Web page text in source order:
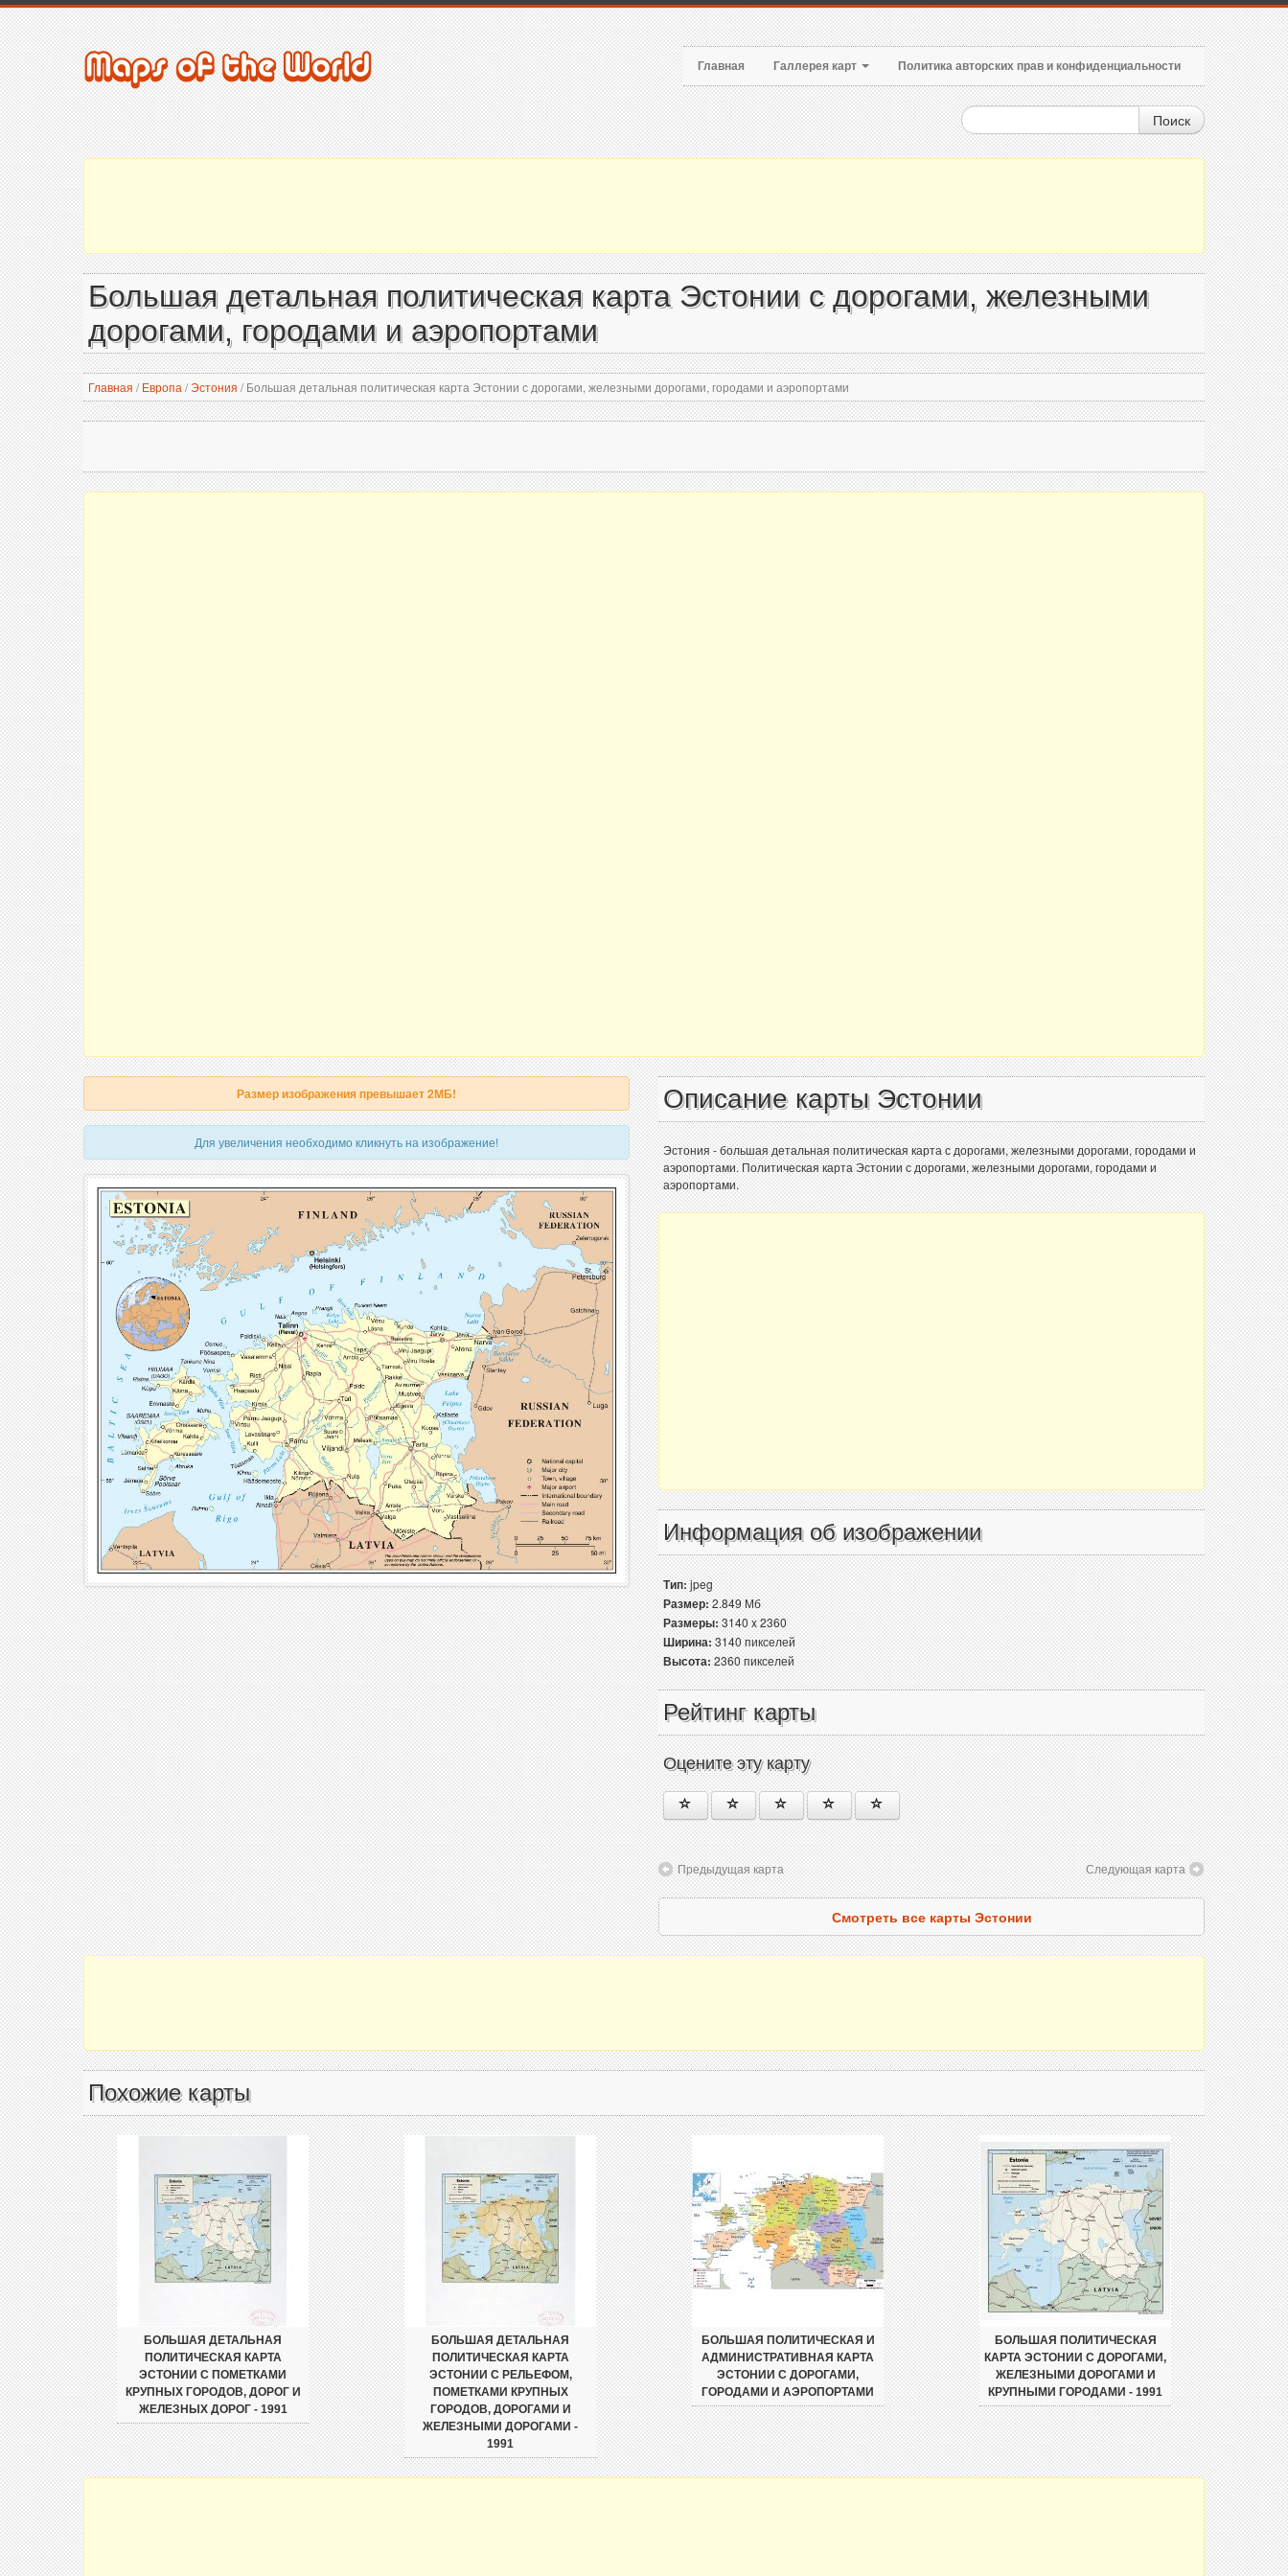
Главная Галлерея карт Политика авторских прав и конфиденциальности
Поиск
Большая детальная политическая карта Эстонии с дорогами, железными
дорогами, городами и аэропортами
Главная / Европа /Эстония /Большая детальная политическая карта Эстонии с дорогами, железными дорогами, городами и аэропортами
Размер изображения превышает 2МБ!
Для увеличения необходимо кликнуть на изображение!
Описание карты Эстонии
Эстония - большая детальная политическая карта с дорогами, железными дорогами, городами и
аэропортами. Политическая карта Эстонии с дорогами, железными дорогами, городами и
аэропортами.
Информация об изображении
Тип:jpeg
Размер:2.849 Мб
Размеры:3140 x 2360
Ширина:3140 пикселей
Высота:2360 пикселей
Рейтинг карты
Оцените эту карту
Предыдущая карта Следующая карта
Смотреть все карты Эстонии
Похожие карты
БОЛЬШАЯ ДЕТАЛЬНАЯ
ПОЛИТИЧЕСКАЯ КАРТА
ЭСТОНИИ С ПОМЕТКАМИ
КРУПНЫХ ГОРОДОВ, ДОРОГ И
ЖЕЛЕЗНЫХ ДОРОГ - 1991
БОЛЬШАЯ ДЕТАЛЬНАЯ
ПОЛИТИЧЕСКАЯ КАРТА
ЭСТОНИИ С РЕЛЬЕФОМ,
ПОМЕТКАМИ КРУПНЫХ
ГОРОДОВ, ДОРОГАМИ И
ЖЕЛЕЗНЫМИ ДОРОГАМИ -
1991
БОЛЬШАЯ ПОЛИТИЧЕСКАЯ И
АДМИНИСТРАТИВНАЯ КАРТА
ЭСТОНИИ С ДОРОГАМИ,
ГОРОДАМИ И АЭРОПОРТАМИ
БОЛЬШАЯ ПОЛИТИЧЕСКАЯ
КАРТА ЭСТОНИИ С ДОРОГАМИ,
ЖЕЛЕЗНЫМИ ДОРОГАМИ И
КРУПНЫМИ ГОРОДАМИ - 1991